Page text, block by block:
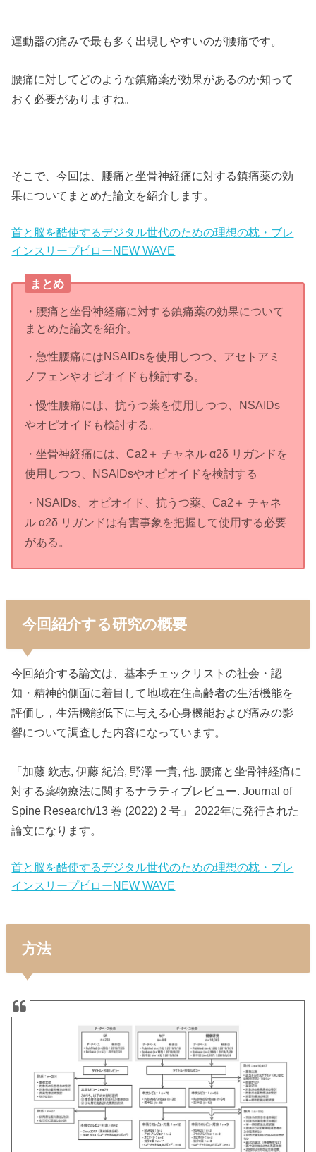
運動器の痛みで最も多く出現しやすいのが腰痛です。
腰痛に対してどのような鎮痛薬が効果があるのか知って
おく必要がありますね。
そこで、今回は、腰痛と坐骨神経痛に対する鎮痛薬の効
果についてまとめた論文を紹介します。
首と脳を酷使するデジタル世代のための理想の枕・ブレ
インスリープピローNEW WAVE
まとめ
・腰痛と坐骨神経痛に対する鎮痛薬の効果について
まとめた論文を紹介。
・急性腰痛にはNSAIDsを使用しつつ、アセトアミ
ノフェンやオピオイドも検討する。
・慢性腰痛には、抗うつ薬を使用しつつ、NSAIDs
やオピオイドも検討する。
・坐骨神経痛には、Ca2＋ チャネル α2δ リガンドを
使用しつつ、NSAIDsやオピオイドを検討する
・NSAIDs、オピオイド、抗うつ薬、Ca2＋ チャネ
ル α2δ リガンドは有害事象を把握して使用する必要
がある。
今回紹介する研究の概要
今回紹介する論文は、基本チェックリストの社会・認
知・精神的側面に着目して地域在住高齢者の生活機能を
評価し，生活機能低下に与える心身機能および痛みの影
響について調査した内容になっています。
「加藤 欽志, 伊藤 紀治, 野澤 一貴, 他. 腰痛と坐骨神経痛に
対する薬物療法に関するナラティブレビュー. Journal of
Spine Research/13 巻 (2022) 2 号」 2022年に発行された
論文になります。
首と脳を酷使するデジタル世代のための理想の枕・ブレ
インスリープピローNEW WAVE
方法